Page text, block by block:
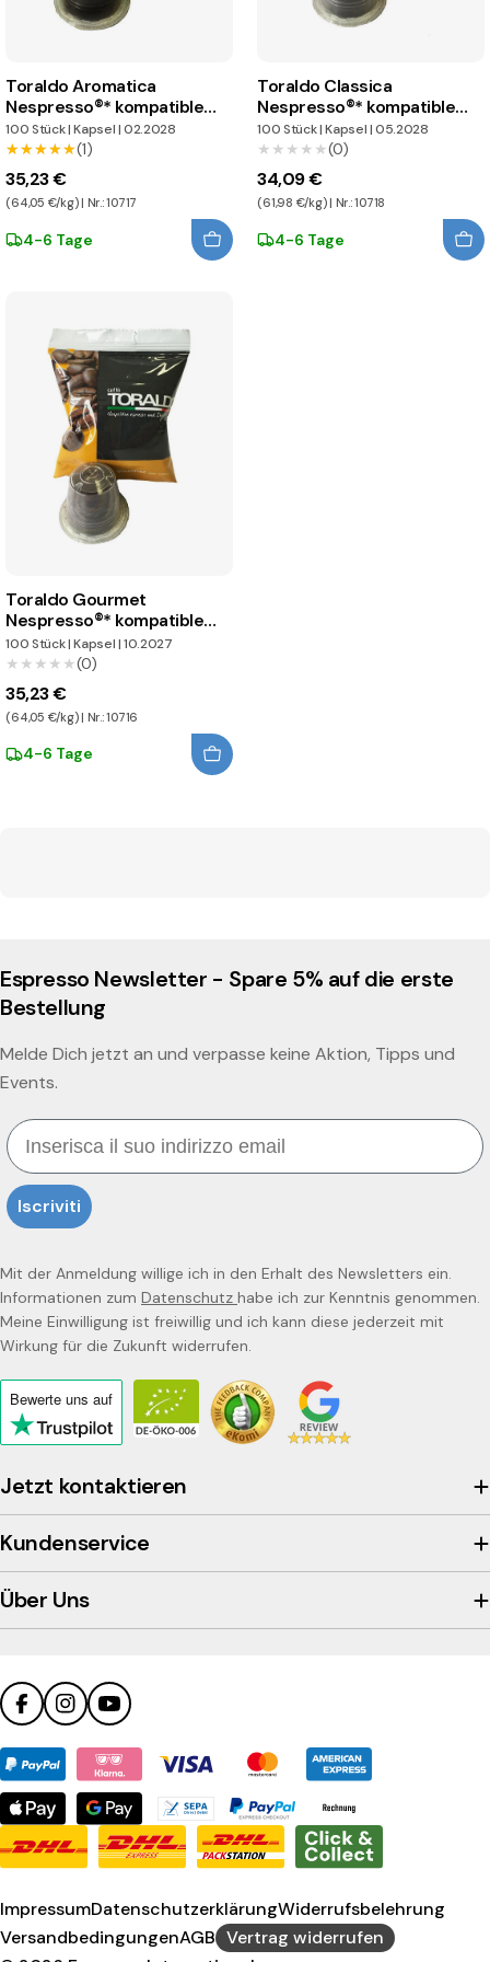
Toraldo Aromatica
Nespresso®* kompatible
Kapseln
100 Stück|Kapsel|02.2028
★★★★★
★★★★★(1)
35,23 €
(64,05 €/kg) | Nr.: 10717
4-6 Tage
Toraldo Classica
Nespresso®* kompatible
Kapseln
100 Stück|Kapsel|05.2028
★★★★★
★★★★★(0)
34,09 €
(61,98 €/kg) | Nr.: 10718
4-6 Tage
Toraldo Gourmet
Nespresso®* kompatible
Kapseln
100 Stück|Kapsel|10.2027
★★★★★
★★★★★(0)
35,23 €
(64,05 €/kg) | Nr.: 10716
4-6 Tage
Jetzt kontaktieren
Kundenservice
Über Uns
Espresso Newsletter - Spare 5% auf die erste
Bestellung
Melde Dich jetzt an und verpasse keine Aktion, Tipps und
Events.
Email
Iscriviti
Mit der Anmeldung willige ich in den Erhalt des Newsletters ein.
Informationen zum Datenschutz habe ich zur Kenntnis genommen.
Meine Einwilligung ist freiwillig und ich kann diese jederzeit mit
Wirkung für die Zukunft widerrufen.
Bewerte uns auf
Click
to
view
the
company's
Trustpilot
profile
FacebookInstagramYouTube
Zahlungsmethoden
ImpressumDatenschutzerklärungWiderrufsbelehrung
VersandbedingungenAGB Vertrag widerrufen